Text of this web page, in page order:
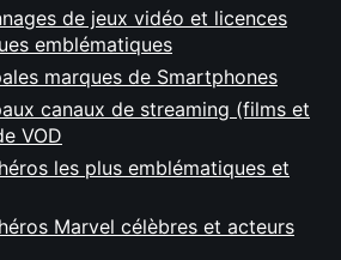
de jeux vidéo et licences
emblématiques
marques de Smartphones
canaux de streaming (films et
VOD
les plus emblématiques et
Marvel célèbres et acteurs